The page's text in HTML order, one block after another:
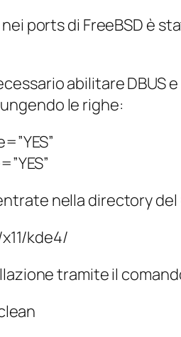
nei ports di FreeBSD è
abilitare DBUS
le righe:
nella directory
kde4/
tramite il